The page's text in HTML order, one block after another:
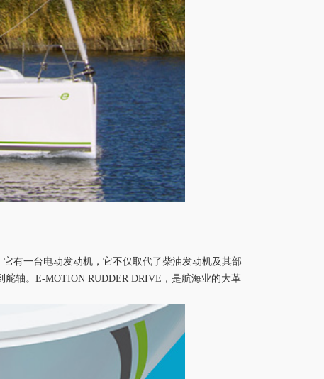
它有一台电动发动机，它不仅取代了柴油发动机及其部
舵轴。E-MOTION RUDDER DRIVE ，是航海业的大革